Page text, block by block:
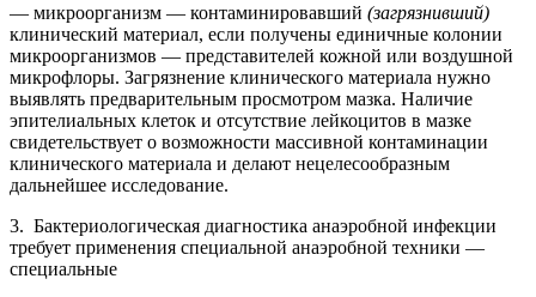
— микроорганизм — контаминировавший (загрязнивший)
клинический материал, если получены единичные колонии
микроорганизмов — представителей кожной или воздушной
микрофлоры. Загрязнение клинического материала нужно
выявлять предварительным просмотром мазка. Наличие
эпителиальных клеток и отсутствие лейкоцитов в мазке
свидетельствует о возможности массивной контаминации
клинического материала и делают нецелесообразным
дальнейшее исследование.
3. Бактериологическая диагностика анаэробной инфекции
требует применения специальной анаэробной техники —
специальные